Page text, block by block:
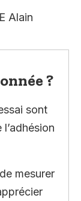
Alain
?
sont
mesurer